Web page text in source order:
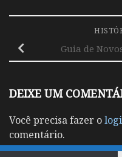
Guia de
DEIXE UM
Você precisa fazer o
comentário.